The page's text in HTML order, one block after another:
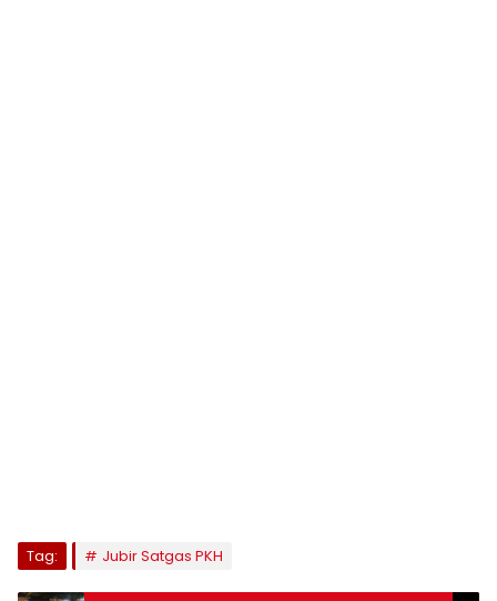
Tag: Jubir Satgas PKH